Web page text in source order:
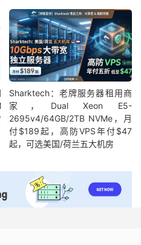
Sharktech：老牌服务器租用商
家，Dual Xeon E5-
2695v4/64GB/2TB NVMe，月
付$189起，高防VPS年付$47
起，可选美国/荷兰五大机房